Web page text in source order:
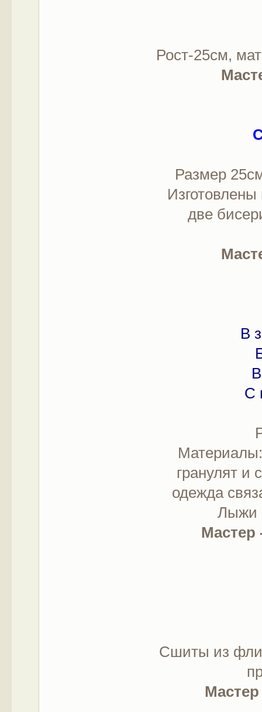
Рост-25см,
Размер
две
В
С
гранулят и
одежда
Лыжи
Мастер
Сшиты из